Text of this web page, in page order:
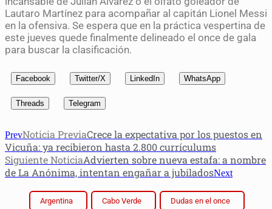
Lautaro Martínez para acompañar al capitán Lionel Messi
en la ofensiva. Se espera que en la práctica vespertina de
este jueves quede finalmente delineado el once de gala
para buscar la clasificación.
Facebook Twitter/X LinkedIn WhatsApp
Threads Telegram
PrevNoticia PreviaCrece la expectativa por los puestos en
Vicuña: ya recibieron hasta 2.800 currículums
Siguiente NoticiaAdvierten sobre nueva estafa: a nombre
de La Anónima, intentan engañar a jubiladosNext
Argentina Cabo Verde Dudas en el once